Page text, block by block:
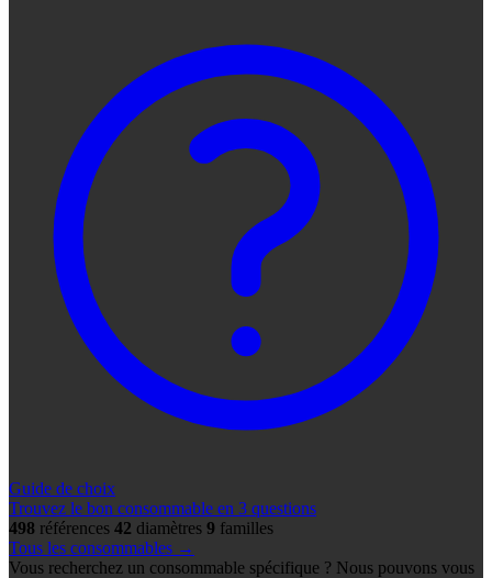
Guide de choix
Trouvez le bon consommable en 3 questions
498 références 42 diamètres 9 familles
Tous les consommables →
Vous recherchez un consommable spécifique ? Nous pouvons vous